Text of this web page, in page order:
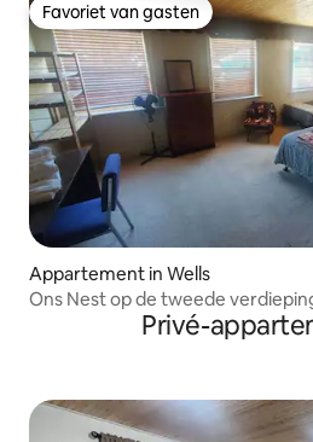
Favoriet van gasten
Favoriet van gasten
Appartement in Wells
Ons Nest op de tweede
Privé-